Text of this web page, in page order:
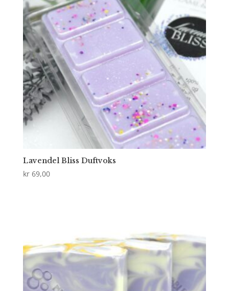
Lavendel Bliss Duftvoks
kr69,00